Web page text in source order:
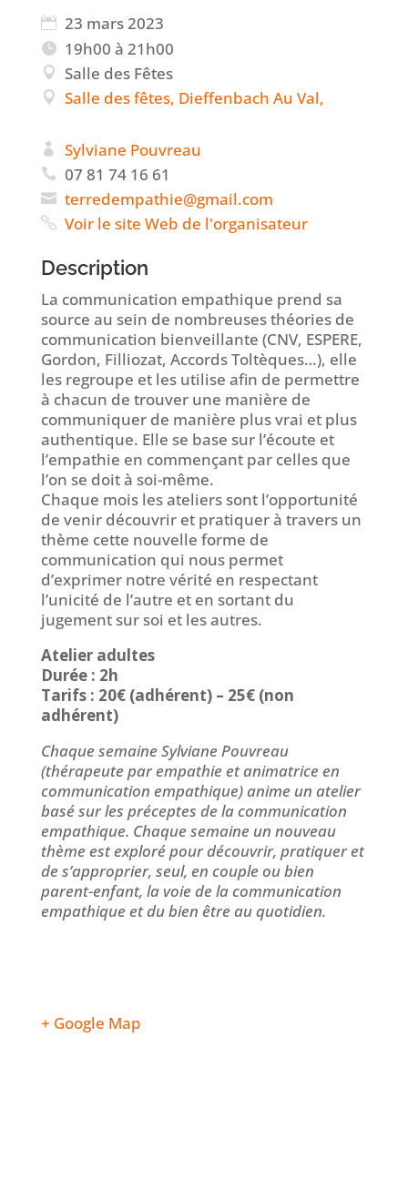
23 mars 2023
19h00 à 21h00
Salle des Fêtes
Salle des fêtes, Dieffenbach Au Val,
Sylviane Pouvreau
07 81 74 16 61
moc.l
iamg@
eihta
pmede
rret
Voir le site Web de l'organisateur
Description
La communication empathique prend sa
source au sein de nombreuses théories de
communication bienveillante (CNV, ESPERE,
Gordon, Filliozat, Accords Toltèques…), elle
les regroupe et les utilise afin de permettre
à chacun de trouver une manière de
communiquer de manière plus vrai et plus
authentique. Elle se base sur l’écoute et
l’empathie en commençant par celles que
l’on se doit à soi-même.
Chaque mois les ateliers sont l’opportunité
de venir découvrir et pratiquer à travers un
thème cette nouvelle forme de
communication qui nous permet
d’exprimer notre vérité en respectant
l’unicité de l’autre et en sortant du
jugement sur soi et les autres.
Atelier adultes
Durée : 2h
Tarifs : 20€ (adhérent) – 25€ (non
adhérent)
Chaque semaine Sylviane Pouvreau
(thérapeute par empathie et animatrice en
communication empathique) anime un atelier
basé sur les préceptes de la communication
empathique. Chaque semaine un nouveau
thème est exploré pour découvrir, pratiquer et
de s’approprier, seul, en couple ou bien
parent-enfant, la voie de la communication
empathique et du bien être au quotidien.
+ Google Map